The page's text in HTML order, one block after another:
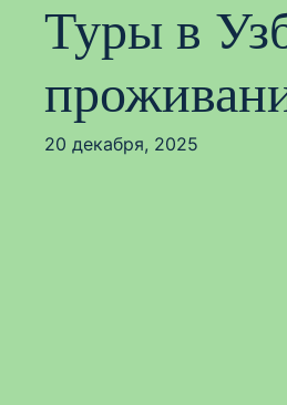
Туры в
20 декабря, 2025